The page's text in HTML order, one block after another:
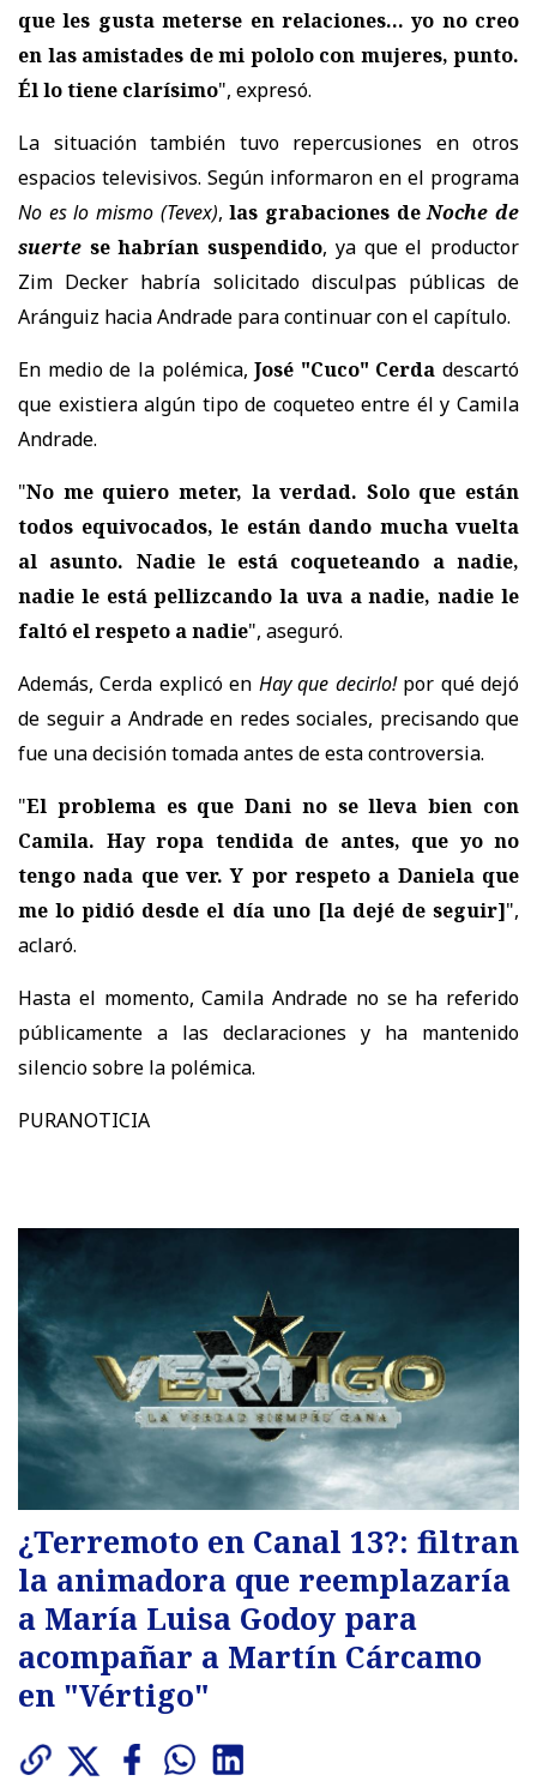
que les gusta meterse en relaciones... yo no creo
en las amistades de mi pololo con mujeres, punto.
Él lo tiene clarísimo", expresó.
La situación también tuvo repercusiones en otros
espacios televisivos. Según informaron en el programa
No es lo mismo (Tevex),las grabaciones deNoche de
suerte se habrían suspendido, ya que el productor
Zim Decker habría solicitado disculpas públicas de
Aránguiz hacia Andrade para continuar con el capítulo.
En medio de la polémica,José "Cuco" Cerda descartó
que existiera algún tipo de coqueteo entre él y Camila
Andrade.
"No me quiero meter, la verdad. Solo que están
todos equivocados, le están dando mucha vuelta
al asunto. Nadie le está coqueteando a nadie,
nadie le está pellizcando la uva a nadie, nadie le
faltó el respeto a nadie", aseguró.
Además, Cerda explicó en Hay que decirlo!por qué dejó
de seguir a Andrade en redes sociales, precisando que
fue una decisión tomada antes de esta controversia.
"El problema es que Dani no se lleva bien con
Camila. Hay ropa tendida de antes, que yo no
tengo nada que ver. Y por respeto a Daniela que
me lo pidió desde el día uno [la dejé de seguir]",
aclaró.
Hasta el momento, Camila Andrade no se ha referido
públicamente a las declaraciones y ha mantenido
silencio sobre la polémica.
PURANOTICIA
¿Terremoto en Canal 13?: filtran
la animadora que reemplazaría
a María Luisa Godoy para
acompañar a Martín Cárcamo
en "Vértigo"